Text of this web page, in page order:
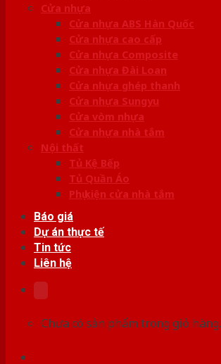
Cửa nhựa
Cửa nhựa ABS Hàn Quốc
Cửa nhựa cao cấp
Cửa nhựa Composite
Cửa nhựa Đài Loan
Cửa nhựa ghép thanh
Cửa nhựa Sungyu
Cửa vòm nhựa
Cửa nhựa nhà tắm
Nội thất
Tủ Kệ Bếp
Tủ Quần Áo
Phụ kiện cửa nhà tắm
Báo giá
Dự án thực tế
Tin tức
Liên hệ
Chưa có sản phẩm trong giỏ hàng.